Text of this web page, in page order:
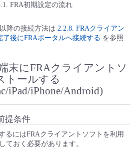
FRA初期設定の流れ
降の接続方法は 2.2.8. FRAクライアン
了後にFRAポータルへ接続する を参照
末にFRAクライアントソ
トールする
iPad/iPhone/Android)
提条件
るにはFRAクライアントソフトを利用
ておく必要があります。